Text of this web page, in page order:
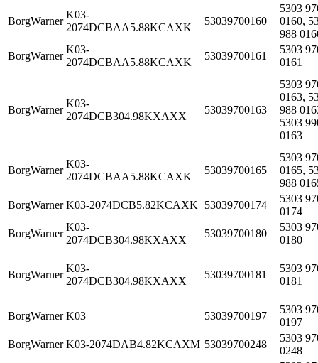
BorgWarner
K03-
2074DCBAA5.88KCAXK
53039700160
5303
0160,
988
BorgWarner
K03-
2074DCBAA5.88KCAXK
53039700161
5303
0161
BorgWarner
K03-
2074DCB304.98KXAXX
53039700163
5303
0163,
988
5303
0163
BorgWarner
K03-
2074DCBAA5.88KCAXK
53039700165
5303
0165,
988
BorgWarner K03-2074DCB5.82KCAXK 53039700174
5303
0174
BorgWarner
K03-
2074DCB304.98KXAXX
53039700180
5303
0180
BorgWarner
K03-
2074DCB304.98KXAXX
53039700181
5303
0181
BorgWarner K03 53039700197
5303
0197
BorgWarner K03-2074DAB4.82KCAXM 53039700248
5303
0248